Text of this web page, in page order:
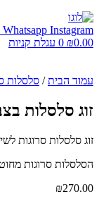
Whatsapp Instagram
₪0.00
0 עגלת קניות
עמוד הבית/ סלסלות
זוג סלסלות
זוג סלסלות סרוגות
הסלסלות סרוגות
₪270.00